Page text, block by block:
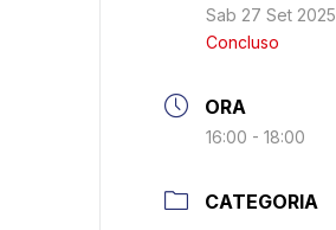
Sab 27 Set 2025
Concluso
ORA
16:00 - 18:00
CATEGORIA